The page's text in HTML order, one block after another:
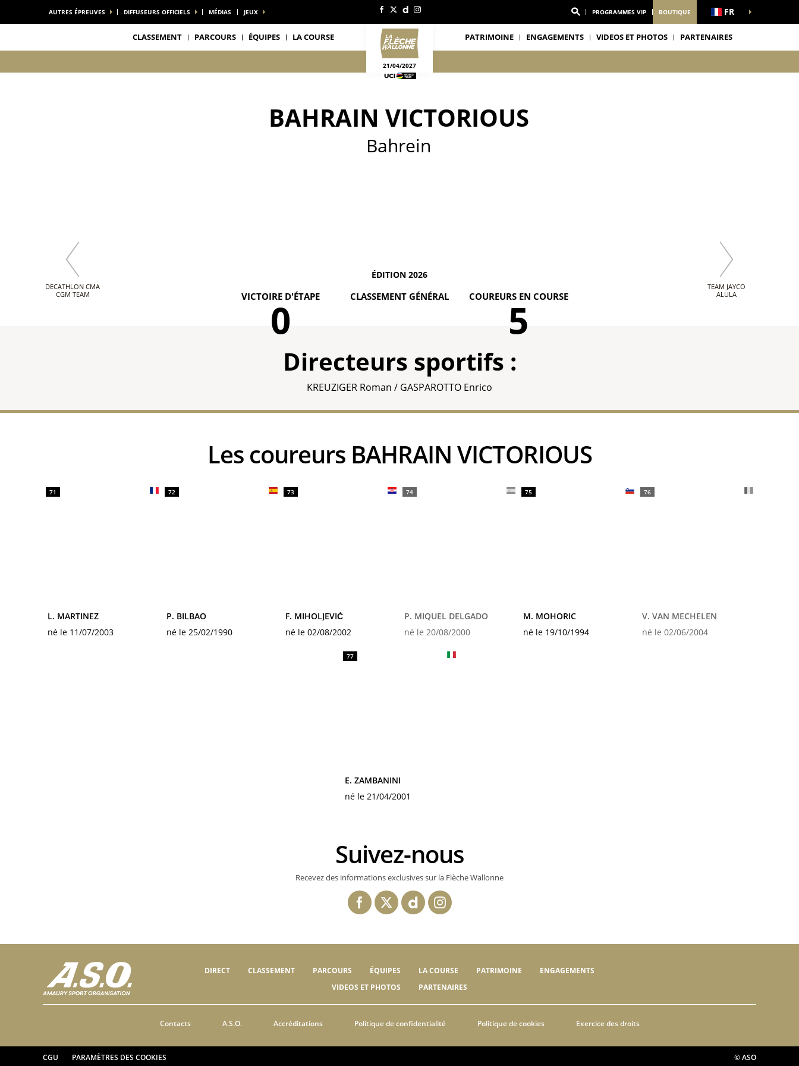
AUTRES ÉPREUVES DIFFUSEURS OFFICIELS MÉDIAS JEUX PROGRAMMES VIP BOUTIQUE FR
CLASSEMENT PARCOURS ÉQUIPES LA COURSE
21/04/2027
PATRIMOINE ENGAGEMENTS VIDEOS ET PHOTOS PARTENAIRES
BAHRAIN VICTORIOUS
Bahrein
ÉDITION 2026
VICTOIRE D'ÉTAPE
0 CLASSEMENT GÉNÉRAL COUREURS EN COURSE
5
DECATHLON CMA
CGM TEAM
TEAM JAYCO
ALULA
Directeurs sportifs :
KREUZIGER Roman / GASPAROTTO Enrico
Les coureurs BAHRAIN VICTORIOUS
71
L. MARTINEZ
né le 11/07/2003
72
P. BILBAO
né le 25/02/1990
73
F. MIHOLJEVIĆ
né le 02/08/2002
74
P. MIQUEL DELGADO
né le 20/08/2000
75
M. MOHORIC
né le 19/10/1994
76
V. VAN MECHELEN
né le 02/06/2004
77
E. ZAMBANINI
né le 21/04/2001
Suivez-nous
Recevez des informations exclusives sur la Flèche Wallonne
DIRECT CLASSEMENT PARCOURS ÉQUIPES LA COURSE PATRIMOINE
ENGAGEMENTS
VIDEOS ET PHOTOS
PARTENAIRES
Contacts A.S.O. Accréditations Politique de confidentialité Politique de cookies Exercice des droits
CGU PARAMÈTRES DES COOKIES © ASO